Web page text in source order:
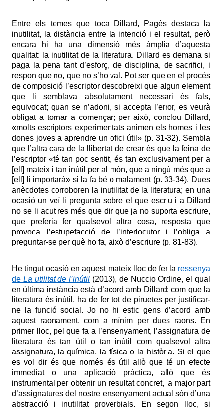
Entre els temes que toca Dillard, Pagès destaca la
inutilitat, la distància entre la intenció i el resultat, però
encara hi ha una dimensió més àmplia d’aquesta
qualitat: la inutilitat de la literatura. Dillard es demana si
paga la pena tant d’esforç, de disciplina, de sacrifici, i
respon que no, que no s’ho val. Pot ser que en el procés
de composició l’escriptor descobreixi que algun element
que li semblava absolutament necessari és fals,
equivocat; quan se n’adoni, si accepta l’error, es veurà
obligat a tornar a començar; per això, conclou Dillard,
«molts escriptors experimentats animen els homes i les
dones joves a aprendre un ofici útil» (p. 31-32). Sembla
que l’altra cara de la llibertat de crear és que la feina de
l’escriptor «té tan poc sentit, és tan exclusivament per a
[ell] mateix i tan inútil per al món, que a ningú més que a
[ell] li importarà» si la fa bé o malament (p. 33-34). Dues
anècdotes corroboren la inutilitat de la literatura; en una
ocasió un veí li pregunta sobre el que escriu i a Dillard
no se li acut res més que dir que ja no suporta escriure,
que preferia fer qualsevol altra cosa, resposta que
provoca l’estupefacció de l’interlocutor i l’obliga a
preguntar-se per què ho fa, això d’escriure (p. 81-83).
He tingut ocasió en aquest mateix lloc de fer la ressenya
de La utilitat de l’inútil (2013), de Nuccio Ordine, el qual
en última instància està d’acord amb Dillard: com que la
literatura és inútil, ha de fer tot de piruetes per justificar-
ne la funció social. Jo no hi estic gens d’acord amb
aquest raonament, com a mínim per dues raons. En
primer lloc, pel que fa a l’ensenyament, l’assignatura de
literatura és tan útil o tan inútil com qualsevol altra
assignatura, la química, la física o la història. Si el que
es vol dir és que només és útil allò que té un efecte
immediat o una aplicació pràctica, allò que és
instrumental per obtenir un resultat concret, la major part
d’assignatures del nostre ensenyament actual són d’una
abstracció i inutilitat proverbials. En segon lloc, si